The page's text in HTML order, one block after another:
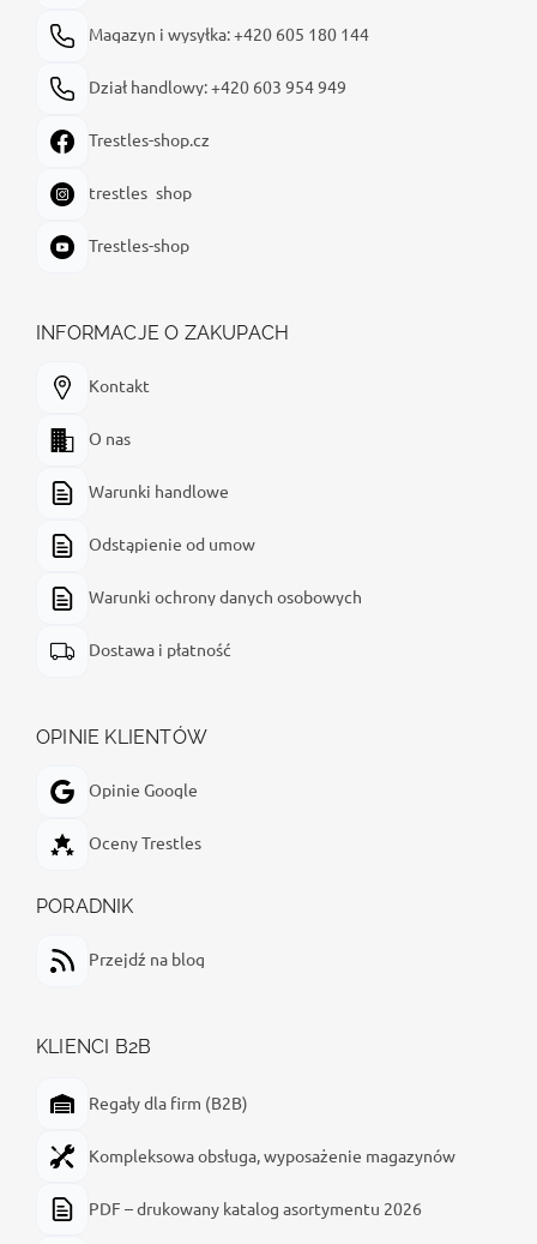
Magazyn i wysyłka: +420 605 180 144
Dział handlowy: +420 603 954 949
Trestles-shop.cz
trestles_shop
Trestles-shop
INFORMACJE O ZAKUPACH
Kontakt
O nas
Warunki handlowe
Odstąpienie od umow
Warunki ochrony danych osobowych
Dostawa i płatność
OPINIE KLIENTÓW
Opinie Google
Oceny Trestles
PORADNIK
Przejdź na blog
KLIENCI B2B
Regały dla firm (B2B)
Kompleksowa obsługa, wyposażenie magazynów
PDF – drukowany katalog asortymentu 2026